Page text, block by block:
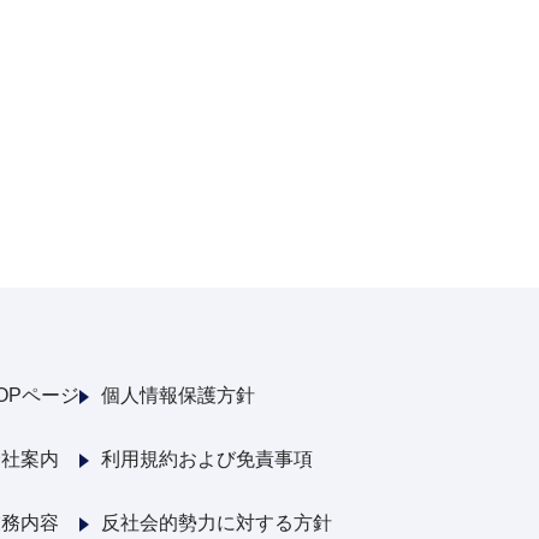
ページ
案内
内容
個人情報保護方針
利用規約および免責事項
反社会的勢力に対する方針